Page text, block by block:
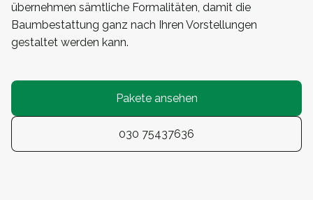
übernehmen sämtliche Formalitäten, damit die
Baumbestattung ganz nach Ihren Vorstellungen
gestaltet werden kann.
Pakete ansehen
030 75437636